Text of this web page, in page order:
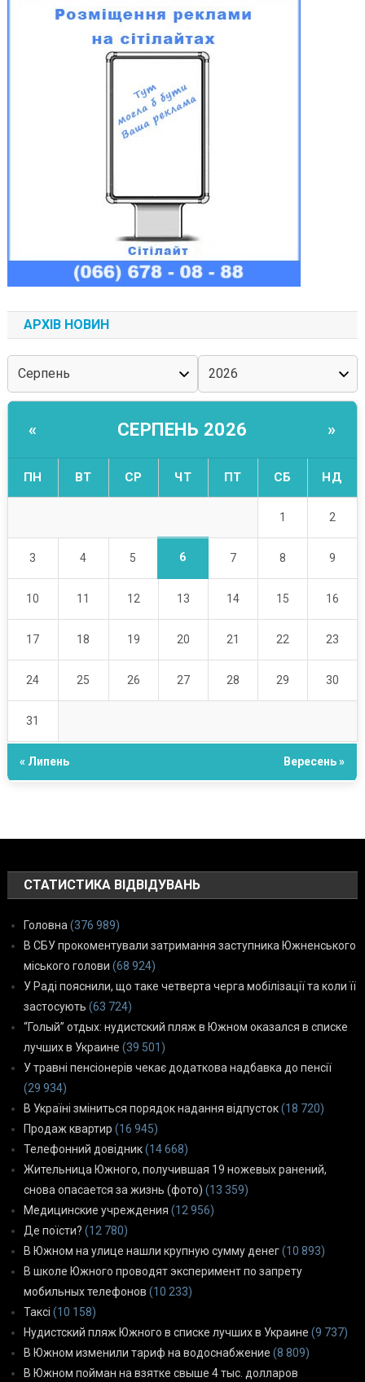
АРХІВ НОВИН
« СЕРПЕНЬ 2026 »
ПН ВТ СР ЧТ ПТ СБ НД
1 2
3 4 5 6 7 8 9
10 11 12 13 14 15 16
17 18 19 20 21 22 23
24 25 26 27 28 29 30
31
« Липень Вересень »
СТАТИСТИКА ВІДВІДУВАНЬ
Головна (376 989)
В СБУ прокоментували затримання заступника Южненського
міського голови (68 924)
У Раді пояснили, що таке четверта черга мобілізації та коли її
застосують (63 724)
“Голый” отдых: нудистский пляж в Южном оказался в списке
лучших в Украине (39 501)
У травні пенсіонерів чекає додаткова надбавка до пенсії
(29 934)
В Україні зміниться порядок надання відпусток(18 720)
Продаж квартир (16 945)
Телефонний довідник(14 668)
Жительница Южного, получившая 19 ножевых ранений,
снова опасается за жизнь (фото) (13 359)
Медицинские учреждения (12 956)
Де поїсти? (12 780)
В Южном на улице нашли крупную сумму денег(10 893)
В школе Южного проводят эксперимент по запрету
мобильных телефонов (10 233)
Таксі (10 158)
Нудистский пляж Южного в списке лучших в Украине (9 737)
В Южном изменили тариф на водоснабжение (8 809)
В Южном пойман на взятке свыше 4 тыс. долларов